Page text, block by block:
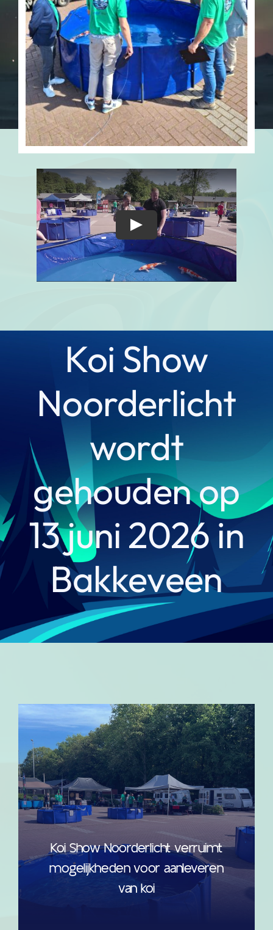
Koi Show
Noorderlicht
wordt
gehouden op
13 juni 2026 in
Bakkeveen
Koi Show Noorderlicht verruimt
mogelijkheden voor aanleveren
van koi